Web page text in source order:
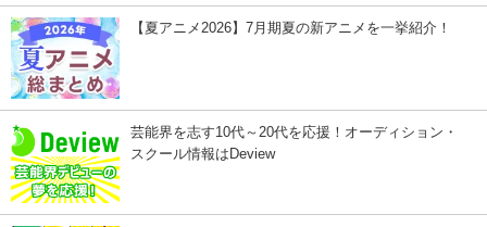
【夏アニメ2026】7月期夏の新アニメを一挙紹介！
芸能界を志す10代～20代を応援！オーディション・
スクール情報はDeview